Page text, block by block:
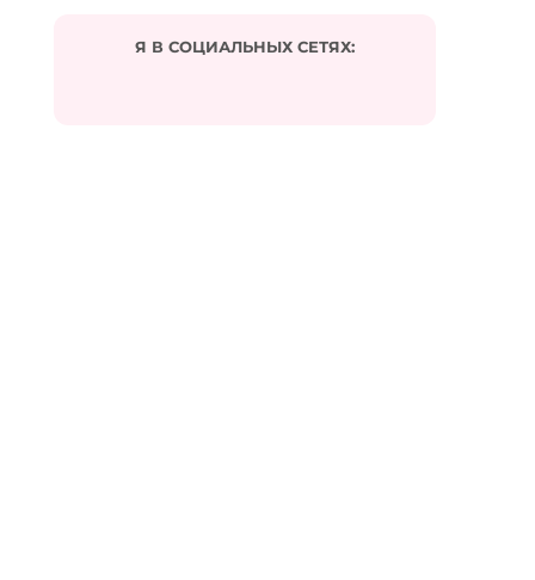
Я В СОЦИАЛЬНЫХ СЕТЯХ: